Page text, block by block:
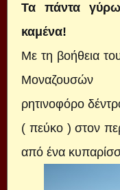
Τα πάντα
καμένα!
Με τη βοήθεια
ρητινοφόρο
( πεύκο )στον
από ένα